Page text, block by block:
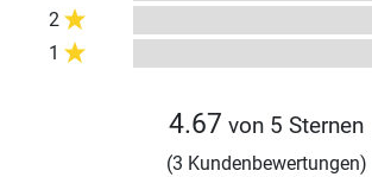
2
1
4.67 von 5 Sternen
(3 Kundenbewertungen)